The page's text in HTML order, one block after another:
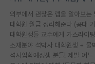
외부에서 괜찮은 랩을 알아보는
대학원 월급 정리해준다 (공대
소재분야 석박사 대학원생 + 물